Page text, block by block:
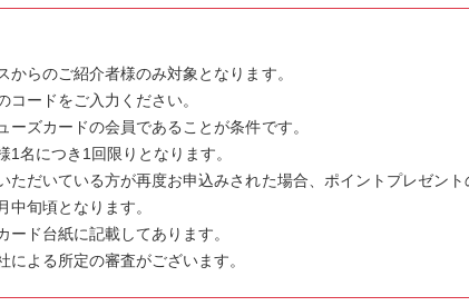
からのご紹介者様のみ対象となります。
コードをご入力ください。
ーズカードの会員であることが条件です。
1名につき1回限りとなります。
ただいている方が再度お申込みされた場合、ポイントプレゼント
中旬頃となります。
ード台紙に記載してあります。
による所定の審査がございます。